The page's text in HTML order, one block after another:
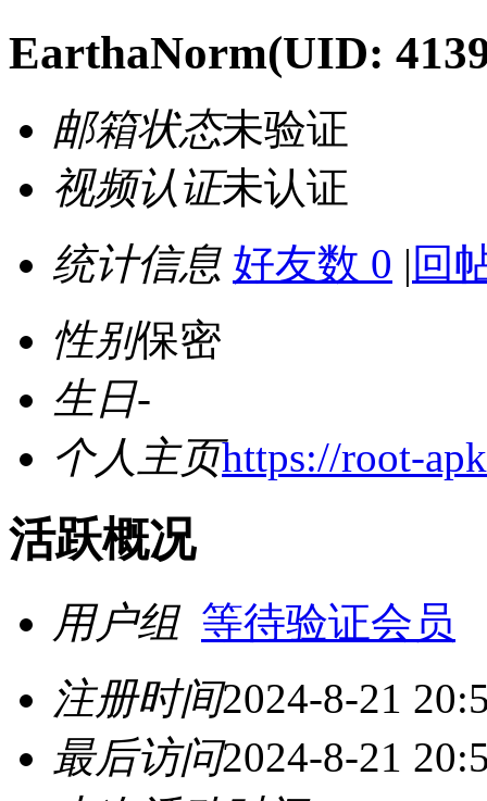
EarthaNorm(UID:
邮箱状态未验证
视频认证未认证
统计信息 好友数 0 | 回
性别保密
生日-
个人主页https://root-
活跃概况
用户组 等待验证会员
注册时间2024-8-21
最后访问2024-8-21